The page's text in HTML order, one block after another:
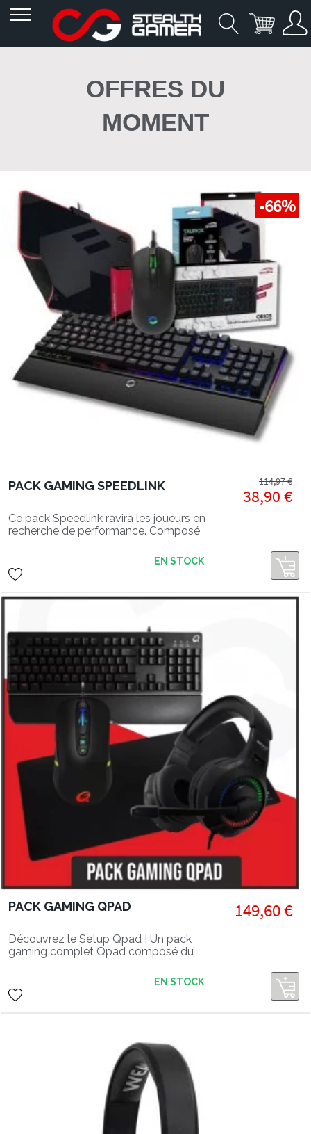
OFFRES DU
MOMENT
-66%
PACK GAMING SPEEDLINK
Ce pack Speedlink ravira les joueurs en
recherche de performance. Composé
gaming et d'un tapis souris LED.
38,90 €
114,97 €
EN STOCK
PACK GAMING QPAD
Découvrez le Setup Qpad ! Un pack
gaming complet Qpad composé du
casque QH-25 et tapis FX-900. Un
pack de démarrage pour gamer
sérieux !
149,60 €
EN STOCK